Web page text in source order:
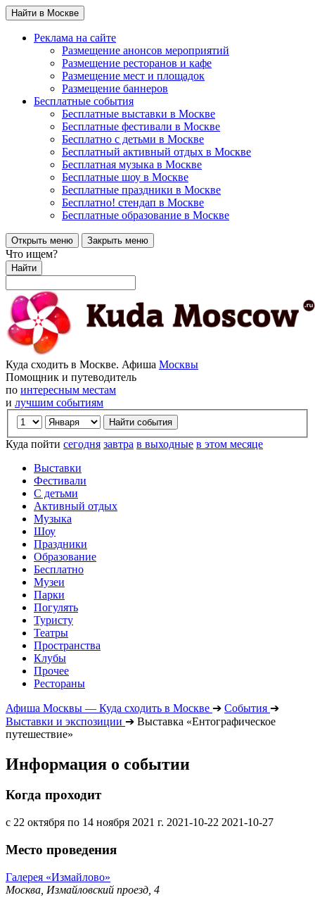
Найти в Москве
Реклама на сайте
Размещение анонсов мероприятий
Размещение ресторанов и кафе
Размещение мест и площадок
Размещение баннеров
Бесплатные события
Бесплатные выставки в Москве
Бесплатные фестивали в Москве
Бесплатно с детьми в Москве
Бесплатный активный отдых в Москве
Бесплатная музыка в Москве
Бесплатные шоу в Москве
Бесплатные праздники в Москве
Бесплатно! стендап в Москве
Бесплатные образование в Москве
Открыть меню Закрыть меню
Что ищем?
Найти
Куда сходить в Москве. Афиша Москвы
Помощник и путеводитель
по интересным местам
и лучшим событиям
Куда пойти сегодня завтра в выходные в этом месяце
Выставки
Фестивали
С детьми
Активный отдых
Музыка
Шоу
Праздники
Образование
Бесплатно
Музеи
Парки
Погулять
Туристу
Театры
Пространства
Клубы
Прочее
Рестораны
Афиша Москвы — Куда сходить в Москве ➔ События ➔
Выставки и экспозиции ➔ Выставка «Ентографическое
путешествие»
Информация о событии
Когда проходит
с 22 октября по 14 ноября 2021 г. 2021-10-22 2021-10-27
Место проведения
Галерея «Измайлово»
Москва, Измайловский проезд, 4